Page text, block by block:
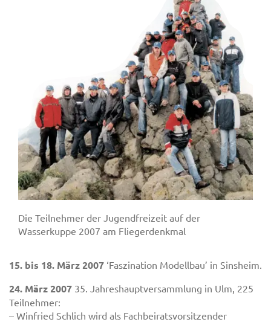
Die Teilnehmer der Jugendfreizeit auf der
Wasserkuppe 2007 am Fliegerdenkmal
15. bis 18. März 2007 ‘Faszination Modellbau’ in Sinsheim.
24. März 2007 35. Jahreshauptversammlung in Ulm, 225
Teilnehmer:
– Winfried Schlich wird als Fachbeiratsvorsitzender